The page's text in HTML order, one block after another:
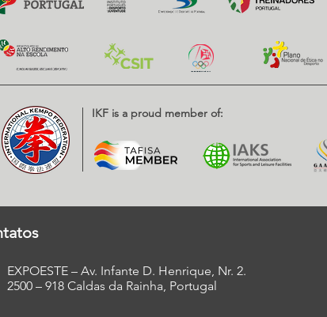
IKF is a proud member of:
EXPOESTE – Av. Infante D. Henrique, Nr. 2.
2500 – 918 Caldas da Rainha, Portugal